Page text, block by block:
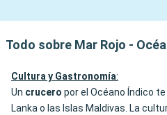
Todo sobre Mar Rojo -
Cultura y Gastronomía:
Un crucero por el Océano Índico
Lanka o las Islas Maldivas. La